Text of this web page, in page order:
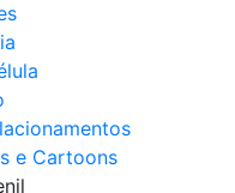
e Cartoons